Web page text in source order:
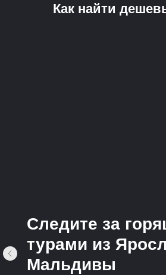
Как найти
Следите за
турами из
Мальдивы